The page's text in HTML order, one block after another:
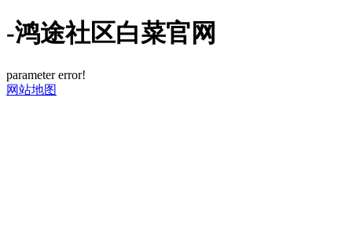
-鸿途社区白菜官网
parameter error!
网站地图